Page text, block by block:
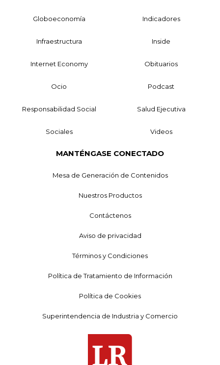
Globoeconomía Indicadores
Infraestructura Inside
Internet Economy Obituarios
Ocio Podcast
Responsabilidad Social Salud Ejecutiva
Sociales Videos
MANTÉNGASE CONECTADO
Mesa de Generación de Contenidos
Nuestros Productos
Contáctenos
Aviso de privacidad
Términos y Condiciones
Política de Tratamiento de Información
Política de Cookies
Superintendencia de Industria y Comercio